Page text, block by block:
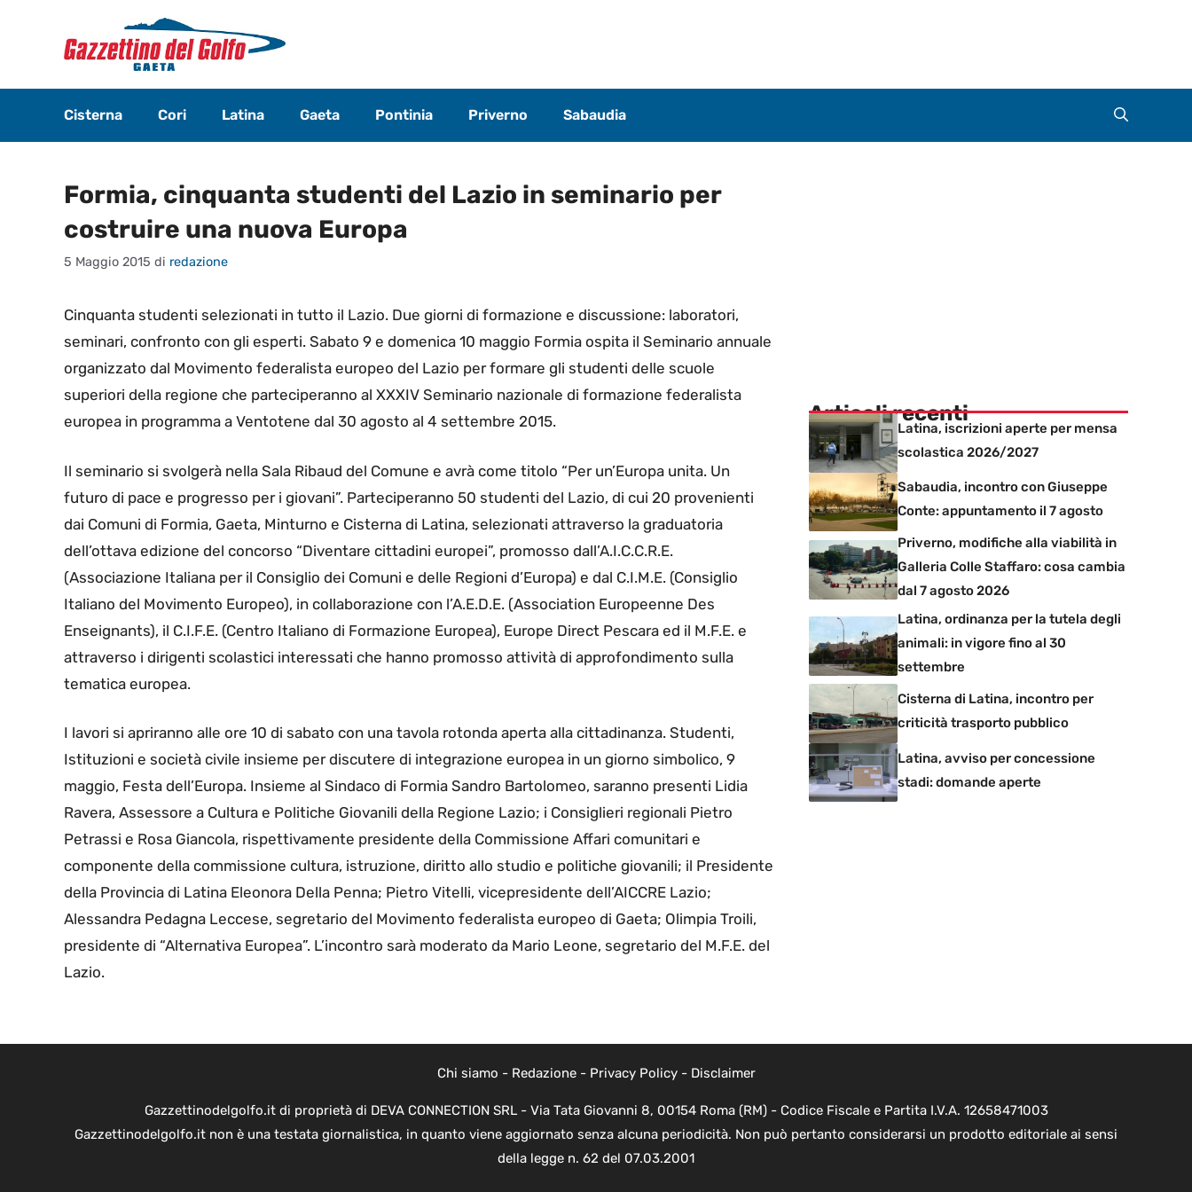
contenuto
Cisterna Cori Latina Gaeta Pontinia Priverno Sabaudia
Formia, cinquanta studenti del Lazio in seminario per
costruire una nuova Europa
5 Maggio 2015 di redazione
Cinquanta studenti selezionati in tutto il Lazio. Due giorni di formazione e discussione: laboratori,
seminari, confronto con gli esperti. Sabato 9 e domenica 10 maggio Formia ospita il Seminario annuale
organizzato dal Movimento federalista europeo del Lazio per formare gli studenti delle scuole
superiori della regione che parteciperanno al XXXIV Seminario nazionale di formazione federalista
europea in programma a Ventotene dal 30 agosto al 4 settembre 2015.
Il seminario si svolgerà nella Sala Ribaud del Comune e avrà come titolo “Per un’Europa unita. Un
futuro di pace e progresso per i giovani”. Parteciperanno 50 studenti del Lazio, di cui 20 provenienti
dai Comuni di Formia, Gaeta, Minturno e Cisterna di Latina, selezionati attraverso la graduatoria
dell’ottava edizione del concorso “Diventare cittadini europei”, promosso dall’A.I.C.C.R.E.
(Associazione Italiana per il Consiglio dei Comuni e delle Regioni d’Europa) e dal C.I.M.E. (Consiglio
Italiano del Movimento Europeo), in collaborazione con l’A.E.D.E. (Association Europeenne Des
Enseignants), il C.I.F.E. (Centro Italiano di Formazione Europea), Europe Direct Pescara ed il M.F.E. e
attraverso i dirigenti scolastici interessati che hanno promosso attività di approfondimento sulla
tematica europea.
I lavori si apriranno alle ore 10 di sabato con una tavola rotonda aperta alla cittadinanza. Studenti,
Istituzioni e società civile insieme per discutere di integrazione europea in un giorno simbolico, 9
maggio, Festa dell’Europa. Insieme al Sindaco di Formia Sandro Bartolomeo, saranno presenti Lidia
Ravera, Assessore a Cultura e Politiche Giovanili della Regione Lazio; i Consiglieri regionali Pietro
Petrassi e Rosa Giancola, rispettivamente presidente della Commissione Affari comunitari e
componente della commissione cultura, istruzione, diritto allo studio e politiche giovanili; il Presidente
della Provincia di Latina Eleonora Della Penna; Pietro Vitelli, vicepresidente dell’AICCRE Lazio;
Alessandra Pedagna Leccese, segretario del Movimento federalista europeo di Gaeta; Olimpia Troili,
presidente di “Alternativa Europea”. L’incontro sarà moderato da Mario Leone, segretario del M.F.E. del
Lazio.
Articoli recenti
Latina, iscrizioni aperte per mensa
scolastica 2026/2027
Sabaudia, incontro con Giuseppe
Conte: appuntamento il 7 agosto
Priverno, modifiche alla viabilità in
Galleria Colle Staffaro: cosa cambia
dal 7 agosto 2026
Latina, ordinanza per la tutela degli
animali: in vigore fino al 30
settembre
Cisterna di Latina, incontro per
criticità trasporto pubblico
Latina, avviso per concessione
stadi: domande aperte
Chi siamo - Redazione- Privacy Policy- Disclaimer
Gazzettinodelgolfo.it di proprietà di DEVA CONNECTION SRL - Via Tata Giovanni 8, 00154 Roma (RM) - Codice Fiscale e Partita I.V.A. 12658471003
Gazzettinodelgolfo.it non è una testata giornalistica, in quanto viene aggiornato senza alcuna periodicità. Non può pertanto considerarsi un prodotto editoriale ai sensi
della legge n. 62 del 07.03.2001